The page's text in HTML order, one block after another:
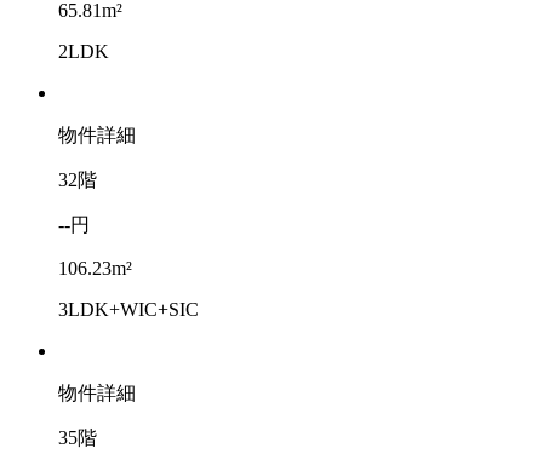
65.81m²
2LDK
物件詳細
32階
--円
106.23m²
3LDK+WIC+SIC
物件詳細
35階